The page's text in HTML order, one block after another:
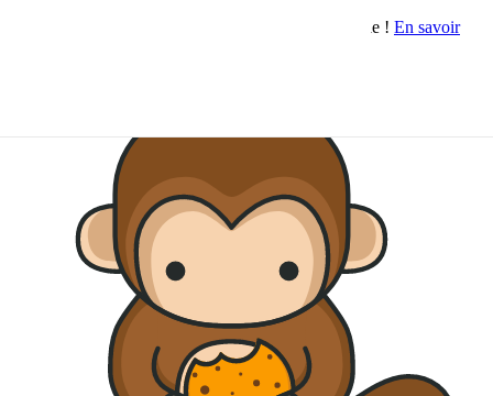
Nouveau : notre fonctionnalité Surveys est disponible ! En savoir